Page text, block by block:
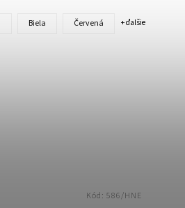
Biela Červená + ďalšie
Kód: 586/HNE